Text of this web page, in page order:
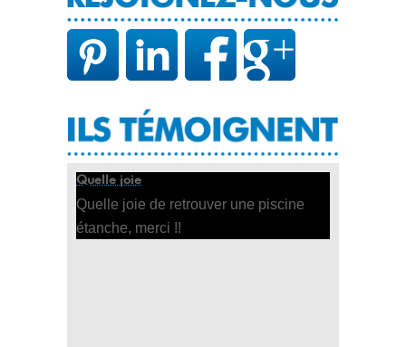
Quelle joie
Quelle joie de retrouver une piscine
étanche, merci !!